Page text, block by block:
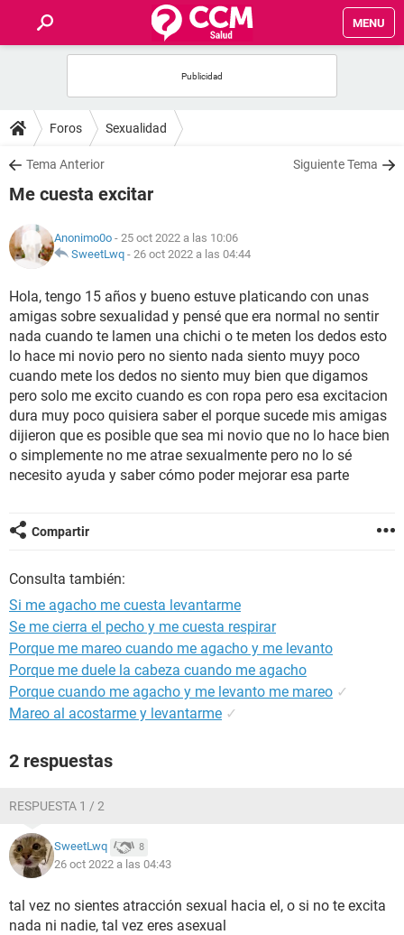
MENU
FOROS
SALUD
NUTRICIÓN
BIENESTAR
SEXUALIDAD
GLOSARIO
Foros Sexualidad
Tema Anterior Siguiente Tema
Me cuesta excitar
Anonimo0o - 25 oct 2022 a las 10:06
SweetLwq - 26 oct 2022 a las 04:44
Hola, tengo 15 años y bueno estuve platicando con unas
amigas sobre sexualidad y pensé que era normal no sentir
nada cuando te lamen una chichi o te meten los dedos esto
lo hace mi novio pero no siento nada siento muyy poco
cuando mete los dedos no siento muy bien que digamos
pero solo me excito cuando es con ropa pero esa excitacion
dura muy poco quisiera saber el porque sucede mis amigas
dijieron que es posible que sea mi novio que no lo hace bien
o simplemente no me atrae sexualmente pero no lo sé
necesito ayuda y saber cómo poder mejorar esa parte
Compartir
Consulta también:
Si me agacho me cuesta levantarme
Se me cierra el pecho y me cuesta respirar
Porque me mareo cuando me agacho y me levanto
Porque me duele la cabeza cuando me agacho
Porque cuando me agacho y me levanto me mareo ✓
Mareo al acostarme y levantarme ✓
2 respuestas
RESPUESTA 1 / 2
SweetLwq 8
26 oct 2022 a las 04:43
tal vez no sientes atracción sexual hacia el, o si no te excita
nada ni nadie, tal vez eres asexual